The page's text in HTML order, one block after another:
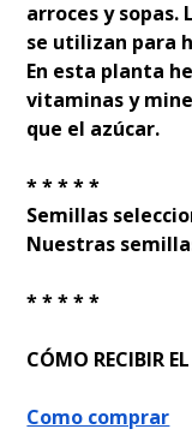
arroces y sopas.
se utilizan para
En esta planta
vitaminas y
que el azúcar.
* * * * *
Semillas
Nuestras
* * * * *
CÓMO RECIBIR
Como comprar